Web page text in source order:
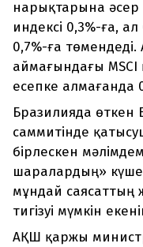
нарықтарына әсер
индексі 0,3%-ға,
0,7%-ға
аймағындағы
есепке алмағанда
Бразилияда өткен
саммитінде
бірлескен
шаралардың»
мұндай саясаттың
тигізуі мүмкін
АҚШ қаржы